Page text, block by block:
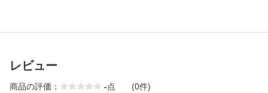
レビュー
商品の評価： -点 (0件)